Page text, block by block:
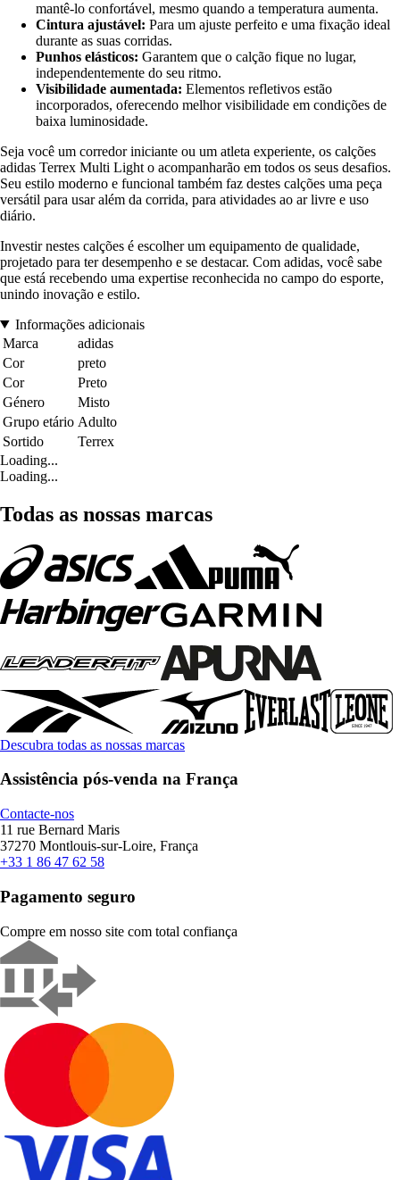
mantê-lo confortável, mesmo quando a temperatura aumenta.
Cintura ajustável: Para um ajuste perfeito e uma fixação ideal
durante as suas corridas.
Punhos elásticos: Garantem que o calção fique no lugar,
independentemente do seu ritmo.
Visibilidade aumentada: Elementos refletivos estão
incorporados, oferecendo melhor visibilidade em condições de
baixa luminosidade.
Seja você um corredor iniciante ou um atleta experiente, os calções
adidas Terrex Multi Light o acompanharão em todos os seus desafios.
Seu estilo moderno e funcional também faz destes calções uma peça
versátil para usar além da corrida, para atividades ao ar livre e uso
diário.
Investir nestes calções é escolher um equipamento de qualidade,
projetado para ter desempenho e se destacar. Com adidas, você sabe
que está recebendo uma expertise reconhecida no campo do esporte,
unindo inovação e estilo.
Informações adicionais
Marca
adidas
Cor
preto
Cor
Preto
Género
Misto
Grupo etário Adulto
Sortido
Terrex
Loading...
Loading...
Todas as nossas marcas
Descubra todas as nossas marcas
Assistência pós-venda na França
Contacte-nos
11 rue Bernard Maris
37270 Montlouis-sur-Loire, França
+33 1 86 47 62 58
Pagamento seguro
Compre em nosso site com total confiança